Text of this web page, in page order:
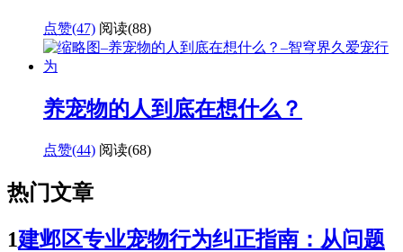
点赞(47) 阅读(88)
养宠物的人到底在想什么？
点赞(44) 阅读(68)
热门文章
1建邺区专业宠物行为纠正指南：从问题